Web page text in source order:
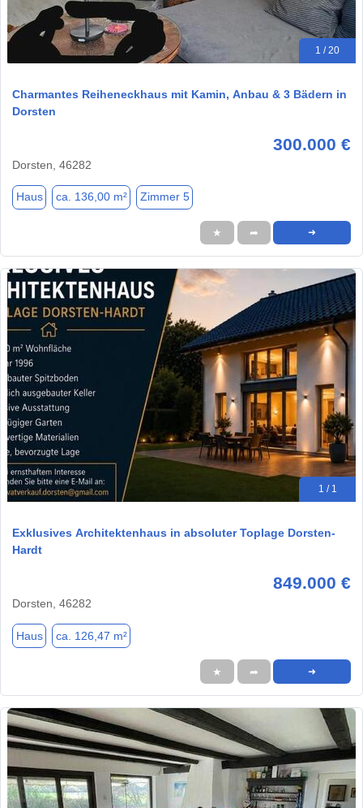
1 / 20
Charmantes Reiheneckhaus mit Kamin, Anbau & 3 Bädern in
Dorsten
300.000 €
Dorsten, 46282
Haus ca. 136,00 m² Zimmer 5
★ ➦ ➜
1 / 1
Exklusives Architektenhaus in absoluter Toplage Dorsten-
Hardt
849.000 €
Dorsten, 46282
Haus ca. 126,47 m²
★ ➦ ➜